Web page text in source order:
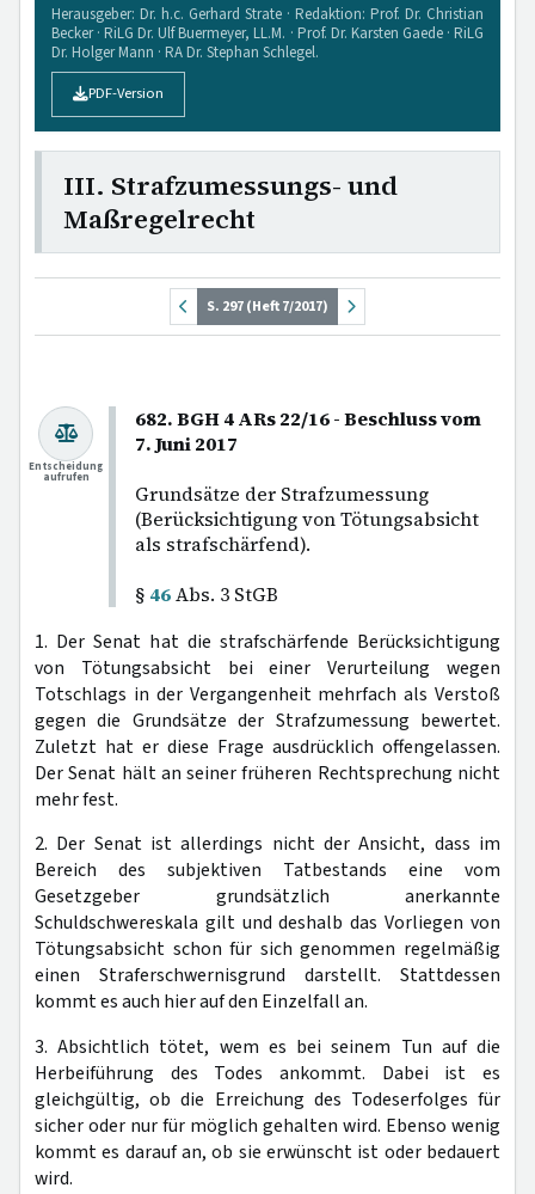
Herausgeber: Dr. h.c. Gerhard Strate · Redaktion: Prof. Dr. Christian
Becker · RiLG Dr. Ulf Buermeyer, LL.M. · Prof. Dr. Karsten Gaede · RiLG
Dr. Holger Mann · RA Dr. Stephan Schlegel.
PDF-Version
III. Strafzumessungs- und
Maßregelrecht
S. 297 (Heft 7/2017)
682. BGH 4 ARs 22/16 - Beschluss vom
7. Juni 2017
Grundsätze der Strafzumessung
(Berücksichtigung von Tötungsabsicht
als strafschärfend).
§ 46Abs. 3 StGB
Entscheidung
aufrufen
1. Der Senat hat die strafschärfende Berücksichtigung
von Tötungsabsicht bei einer Verurteilung wegen
Totschlags in der Vergangenheit mehrfach als Verstoß
gegen die Grundsätze der Strafzumessung bewertet.
Zuletzt hat er diese Frage ausdrücklich offengelassen.
Der Senat hält an seiner früheren Rechtsprechung nicht
mehr fest.
2. Der Senat ist allerdings nicht der Ansicht, dass im
Bereich des subjektiven Tatbestands eine vom
Gesetzgeber grundsätzlich anerkannte
Schuldschwereskala gilt und deshalb das Vorliegen von
Tötungsabsicht schon für sich genommen regelmäßig
einen Straferschwernisgrund darstellt. Stattdessen
kommt es auch hier auf den Einzelfall an.
3. Absichtlich tötet, wem es bei seinem Tun auf die
Herbeiführung des Todes ankommt. Dabei ist es
gleichgültig, ob die Erreichung des Todeserfolges für
sicher oder nur für möglich gehalten wird. Ebenso wenig
kommt es darauf an, ob sie erwünscht ist oder bedauert
wird.